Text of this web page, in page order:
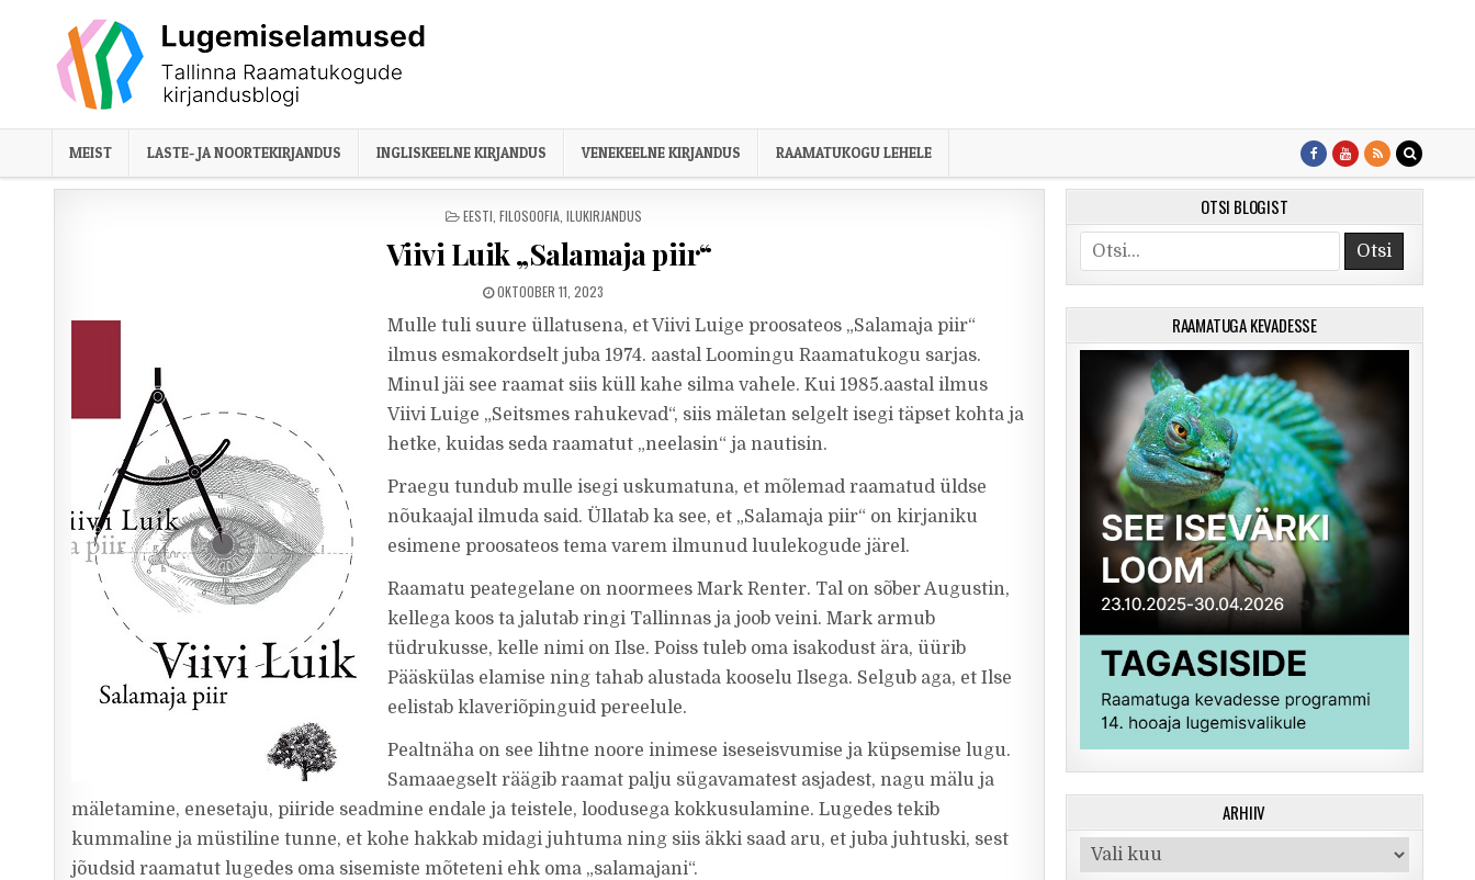
MEIST LASTE- JA NOORTEKIRJANDUS INGLISKEELNE KIRJANDUS VENEKEELNE KIRJANDUS RAAMATUKOGU LEHELE
POSTED IN
EESTI FILOSOOFIA, ILUKIRJANDUS
Viivi Luik „Salamaja piir“
PUBLISHED DATE:
OKTOOBER 11, 2023
Mulle tuli suure üllatusena, et Viivi Luige proosateos „Salamaja piir“
ilmus esmakordselt juba 1974. aastal Loomingu Raamatukogu sarjas.
Minul jäi see raamat siis küll kahe silma vahele. Kui 1985.aastal ilmus
Viivi Luige „Seitsmes rahukevad“, siis mäletan selgelt isegi täpset kohta ja
hetke, kuidas seda raamatut „neelasin“ ja nautisin.
Praegu tundub mulle isegi uskumatuna, et mõlemad raamatud üldse
nõukaajal ilmuda said. Üllatab ka see, et „Salamaja piir“ on kirjaniku
esimene proosateos tema varem ilmunud luulekogude järel.
Raamatu peategelane on noormees Mark Renter. Tal on sõber Augustin,
kellega koos ta jalutab ringi Tallinnas ja joob veini. Mark armub
tüdrukusse, kelle nimi on Ilse. Poiss tuleb oma isakodust ära, üürib
Pääskülas elamise ning tahab alustada kooselu Ilsega. Selgub aga, et Ilse
eelistab klaveriõpinguid pereelule.
Pealtnäha on see lihtne noore inimese iseseisvumise ja küpsemise lugu.
Samaaegselt räägib raamat palju sügavamatest asjadest, nagu mälu ja
mäletamine, enesetaju, piiride seadmine endale ja teistele, loodusega kokkusulamine. Lugedes tekib
kummaline ja müstiline tunne, et kohe hakkab midagi juhtuma ning siis äkki saad aru, et juba juhtuski, sest
jõudsid raamatut lugedes oma sisemiste mõteteni ehk oma „salamajani“.
OTSI BLOGIST
Search for:
RAAMATUGA KEVADESSE
ARHIIV
Arhiiv